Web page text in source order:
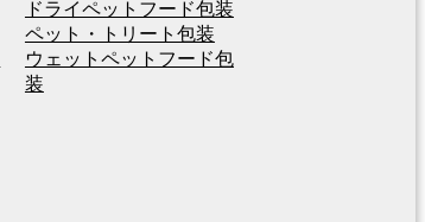
ドライペットフード包装
ペット・トリート包装
ウェットペットフード包
装